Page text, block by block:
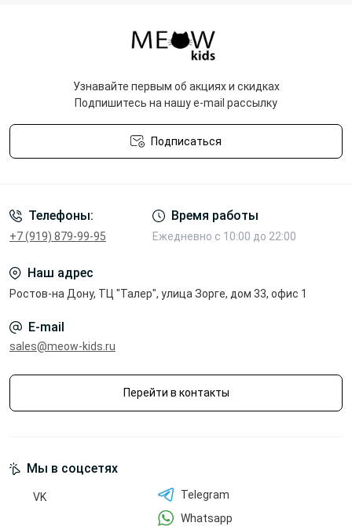
Узнавайте первым об акциях и скидках
Подпишитесь на нашу e-mail рассылку
Подписаться
Телефоны:
+7 (919) 879-99-95
Время работы
Ежедневно с 10:00 до 22:00
Наш адрес
Ростов-на Дону, ТЦ "Талер", улица Зорге, дом 33, офис 1
E-mail
sales@meow-kids.ru
Перейти в контакты
Мы в соцсетях
VK
Telegram
Whatsapp